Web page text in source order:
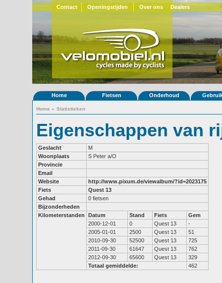
Contact Openingstijden Over ons Dealers
Home Fietsen Onderhoud
Home » Statistieken
Eigenschappen van
Geslacht
M
Woonplaats
S Peter a/O
Provincie
Email
Website
http://www.pixum.de/viewalbum/?id=2023175
Fiets
Quest 13
Gehad
0 fietsen
Bijzonderheden
Kilometerstanden
Datum Stand Fiets
Gem
2000-12-01
0 Quest 13
-
2005-01-01
2500 Quest 13
51
2010-09-30
52500 Quest 13
725
2011-09-30
61647 Quest 13
762
2012-09-30
65600 Quest 13
329
Totaal gemiddelde:
462